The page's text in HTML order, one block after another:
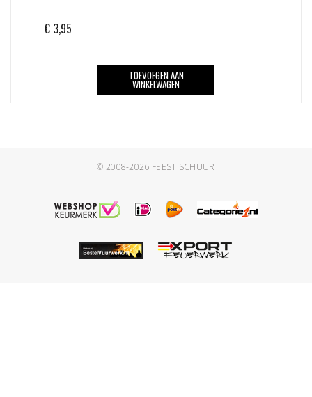
€ 3,95
TOEVOEGEN AAN
WINKELWAGEN
© 2008-2026 FEEST SCHUUR